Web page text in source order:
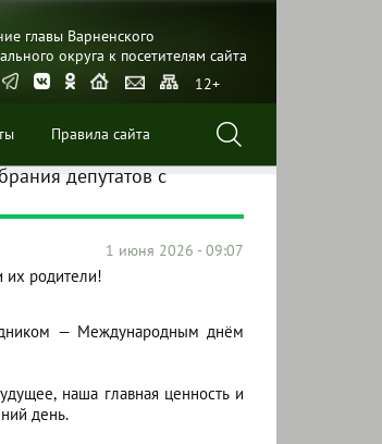
главы Варненского
округа к посетителям сайта
12+
Правила сайта
депутатов с
1 июня 2026 - 09:07
их родители!
— Международным днём
наша главная ценность и
день.